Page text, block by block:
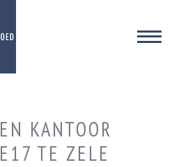
KANTOOR
TE ZELE